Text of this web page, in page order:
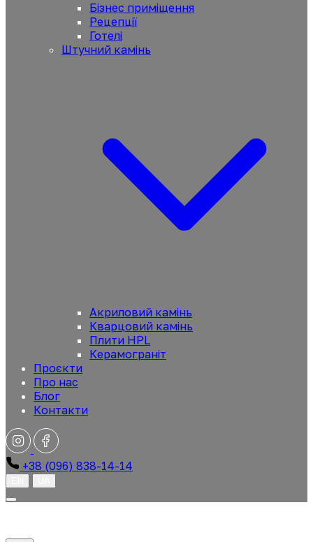
Бізнес приміщення
Рецепції
Готелі
Штучний камінь
Акриловий камінь
Кварцовий камінь
Плити HPL
Керамограніт
Проєкти
Про нас
Блог
Контакти
+38 (096) 838-14-14